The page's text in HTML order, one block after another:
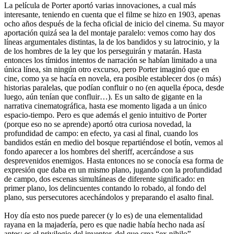
La película de Porter aportó varias innovaciones, a cual más
interesante, teniendo en cuenta que el filme se hizo en 1903, apenas
ocho años después de la fecha oficial de inicio del cinema. Su mayor
aportación quizá sea la del montaje paralelo: vemos como hay dos
líneas argumentales distintas, la de los bandidos y su latrocinio, y la
de los hombres de la ley que los perseguirán y matarán. Hasta
entonces los tímidos intentos de narración se habían limitado a una
única línea, sin ningún otro excurso, pero Porter imaginó que en
cine, como ya se hacía en novela, era posible establecer dos (o más)
historias paralelas, que podían confluir o no (en aquella época, desde
luego, aún tenían que confluir…). Es un salto de gigante en la
narrativa cinematográfica, hasta ese momento ligada a un único
espacio-tiempo. Pero es que además el genio intuitivo de Porter
(porque eso no se aprende) aportó otra curiosa novedad, la
profundidad de campo: en efecto, ya casi al final, cuando los
bandidos están en medio del bosque repartiéndose el botín, vemos al
fondo aparecer a los hombres del sheriff, acercándose a sus
desprevenidos enemigos. Hasta entonces no se conocía esa forma de
expresión que daba en un mismo plano, jugando con la profundidad
de campo, dos escenas simultáneas de diferente significado: en
primer plano, los delincuentes contando lo robado, al fondo del
plano, sus persecutores acechándolos y preparando el asalto final.
Hoy día esto nos puede parecer (y lo es) de una elementalidad
rayana en la majadería, pero es que nadie había hecho nada así